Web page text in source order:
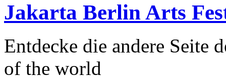
Jakarta Berlin Arts
Entdecke die andere Seite
of the world